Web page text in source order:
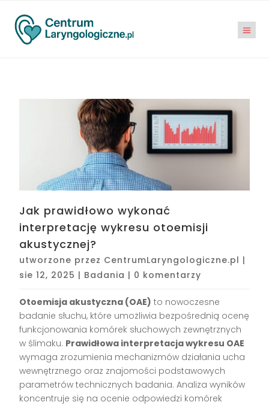
Jak prawidłowo wykonać
interpretację wykresu otoemisji
akustycznej?
utworzone przez CentrumLaryngologiczne.pl |
sie 12, 2025 | Badania | 0 komentarzy
Otoemisja akustyczna (OAE) to nowoczesne
badanie słuchu, które umożliwia bezpośrednią ocenę
funkcjonowania komórek słuchowych zewnętrznych
w ślimaku. Prawidłowa interpretacja wykresu OAE
wymaga zrozumienia mechanizmów działania ucha
wewnętrznego oraz znajomości podstawowych
parametrów technicznych badania. Analiza wyników
koncentruje się na ocenie odpowiedzi komórek